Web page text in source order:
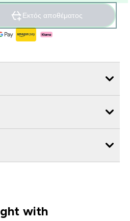
Εκτός αποθέματος
with